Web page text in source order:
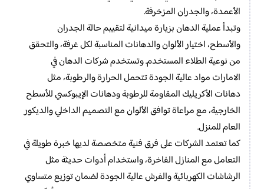
الأعمدة، والجدران المزخرفة.
وتبدأ عملية الدهان بزيارة ميدانية لتقييم حالة الجدران
والأسطح، اختيار الألوان والدهانات المناسبة لكل غرفة، والتحقق
من نوعية الطلاء المستخدم. وتستخدم شركات الدهان في
الامارات مواد عالية الجودة تتحمل الحرارة والرطوبة، مثل
دهانات الأكريليك المقاومة للرطوبة ودهانات الإيبوكسي للأسطح
الخارجية، مع مراعاة توافق الألوان مع التصميم الداخلي والديكور
العام للمنزل.
كما تعتمد الشركات على فرق فنية متخصصة لديها خبرة طويلة في
التعامل مع المنازل الفاخرة، واستخدام أدوات حديثة مثل
الرشاشات الكهربائية والفرش عالية الجودة لضمان توزيع متساوي